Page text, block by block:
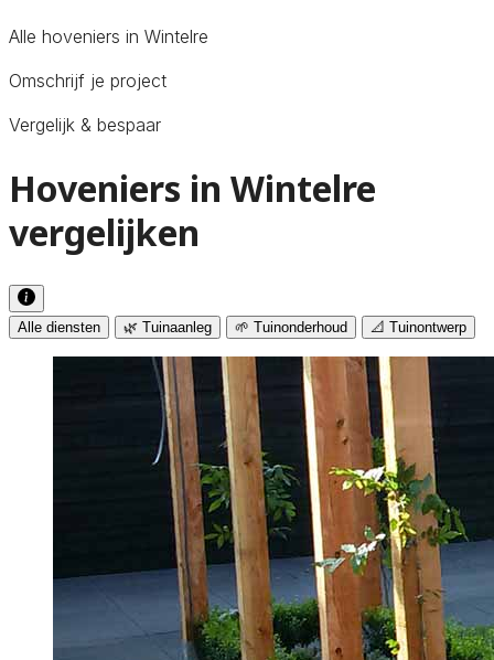
Alle hoveniers in Wintelre
Omschrijf je project
Vergelijk & bespaar
Hoveniers in Wintelre
vergelijken
Alle diensten 🌿 Tuinaanleg 🌱 Tuinonderhoud 📐 Tuinontwerp